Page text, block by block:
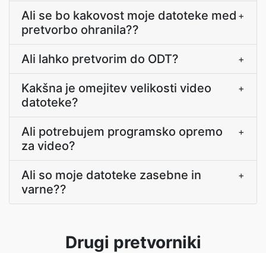
Ali se bo kakovost moje datoteke med
pretvorbo ohranila??
+
Ali lahko pretvorim do ODT? +
Kakšna je omejitev velikosti video
datoteke?
+
Ali potrebujem programsko opremo
za video?
+
Ali so moje datoteke zasebne in
varne??
+
Drugi pretvorniki